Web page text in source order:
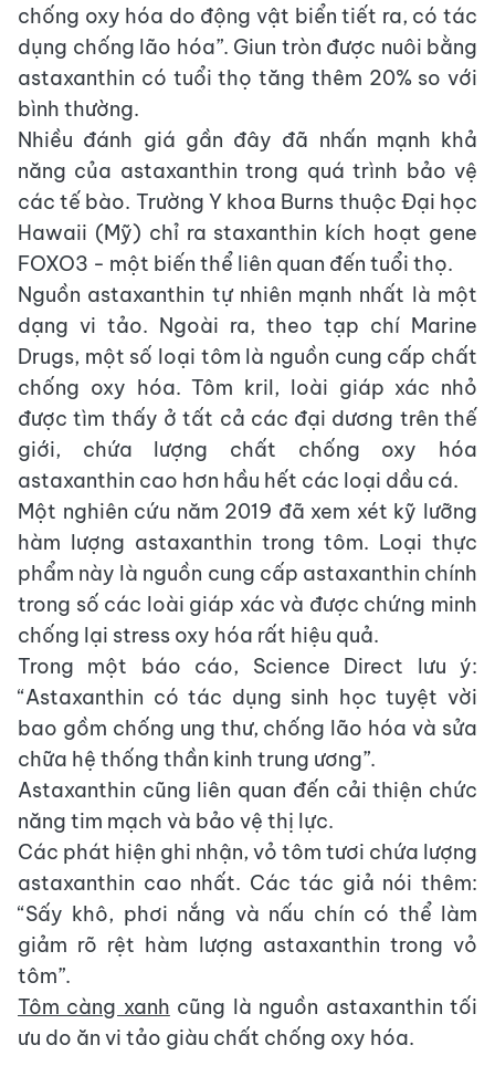
chống oxy hóa do động vật biển tiết ra, có tác
dụng chống lão hóa”. Giun tròn được nuôi bằng
astaxanthin có tuổi thọ tăng thêm 20% so với
bình thường.
Nhiều đánh giá gần đây đã nhấn mạnh khả
năng của astaxanthin trong quá trình bảo vệ
các tế bào. Trường Y khoa Burns thuộc Đại học
Hawaii (Mỹ) chỉ ra staxanthin kích hoạt gene
FOXO3 - một biến thể liên quan đến tuổi thọ.
Nguồn astaxanthin tự nhiên mạnh nhất là một
dạng vi tảo. Ngoài ra, theo tạp chí Marine
Drugs, một số loại tôm là nguồn cung cấp chất
chống oxy hóa. Tôm kril, loài giáp xác nhỏ
được tìm thấy ở tất cả các đại dương trên thế
giới, chứa lượng chất chống oxy hóa
astaxanthin cao hơn hầu hết các loại dầu cá.
Một nghiên cứu năm 2019 đã xem xét kỹ lưỡng
hàm lượng astaxanthin trong tôm. Loại thực
phẩm này là nguồn cung cấp astaxanthin chính
trong số các loài giáp xác và được chứng minh
chống lại stress oxy hóa rất hiệu quả.
Trong một báo cáo, Science Direct lưu ý:
“Astaxanthin có tác dụng sinh học tuyệt vời
bao gồm chống ung thư, chống lão hóa và sửa
chữa hệ thống thần kinh trung ương”.
Astaxanthin cũng liên quan đến cải thiện chức
năng tim mạch và bảo vệ thị lực.
Các phát hiện ghi nhận, vỏ tôm tươi chứa lượng
astaxanthin cao nhất. Các tác giả nói thêm:
“Sấy khô, phơi nắng và nấu chín có thể làm
giảm rõ rệt hàm lượng astaxanthin trong vỏ
tôm”.
Tôm càng xanh cũng là nguồn astaxanthin tối
ưu do ăn vi tảo giàu chất chống oxy hóa.